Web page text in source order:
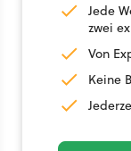
Jede
zwei
Von
Keine